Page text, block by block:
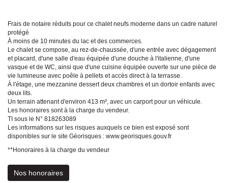
Frais de notaire réduits pour ce chalet neufs moderne dans un cadre naturel
protégé
À moins de 10 minutes du lac et des commerces.
Le chalet se compose, au rez-de-chaussée, d'une entrée avec dégagement
et placard, d'une salle d'eau équipée d'une douche à l'italienne, d'une
vasque et de WC, ainsi que d'une cuisine équipée ouverte sur une pièce de
vie lumineuse avec poêle à pellets et accès direct à la terrasse.
À l'étage, une mezzanine dessert deux chambres et un dortoir enfants avec
deux lits.
Un terrain attenant d'environ 413 m², avec un carport pour un véhicule.
Les honoraires sont à la charge du vendeur.
TI sous le N° 818263089
Les informations sur les risques auxquels ce bien est exposé sont
disponibles sur le site Géorisques : www.georisques.gouv.fr
**Honoraires à la charge du vendeur
Nos honoraires